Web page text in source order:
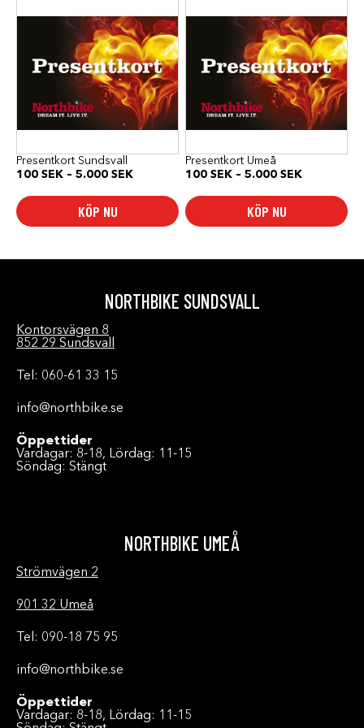
Presentkort Sundsvall
100 SEK – 5.000 SEKPrisintervall:
5.000 SEK
KÖP NU
produkten
varianter.
De
alternativen
kan
väljas
produktsidan
Presentkort Umeå
100 SEK – 5.000 SEK
5.000 SEK
KÖP NU
produkten
varianter.
De
alternativen
kan
väljas
produktsidan
NORTHBIKE SUNDSVALL
Kontorsvägen 8
852 29 Sundsvall
Tel: 060-61 33 15
info@northbike.se
Öppettider
Vardagar: 8-18, Lördag: 11-15
Söndag: Stängt
NORTHBIKE UMEÅ
Strömvägen 2
901 32 Umeå
Tel: 090-18 75 95
info@northbike.se
Öppettider
Vardagar: 8-18, Lördag: 11-15